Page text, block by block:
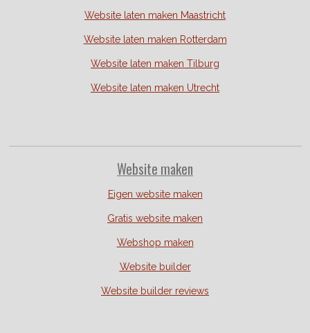
Website laten maken Maastricht
Website laten maken Rotterdam
Website laten maken Tilburg
Website laten maken Utrecht
Website maken
Eigen website maken
Gratis website maken
Webshop maken
Website builder
Website builder reviews